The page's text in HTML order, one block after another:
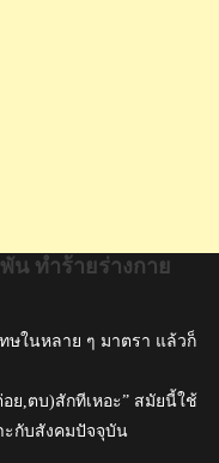
น ทำร้ายร่างกาย
ษในหลาย ๆ มาตรา แล้วก็
ย,ตบ)สักทีเหอะ” สมัยนี้ใช้
ะกับสังคมปัจจุบัน